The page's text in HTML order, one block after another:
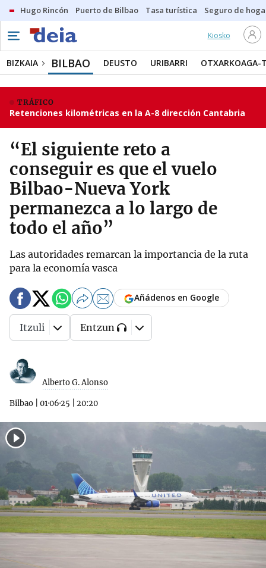
Hugo Rincón Puerto de Bilbao Tasa turística Seguro de
Kiosko
BIZKAIA BILBAO DEUSTO URIBARRI OTXARKOAGA-
TRÁFICO
Retenciones kilométricas en la A-8 dirección Cantabria
“El siguiente reto a
conseguir es que el vuelo
Bilbao-Nueva York
permanezca a lo largo de
todo el año”
Las autoridades remarcan la importancia de la ruta
para la economía vasca
Alberto G. Alonso
Bilbao 01·06·25 20:20
Añádenos en Google
Itzuli Entzun